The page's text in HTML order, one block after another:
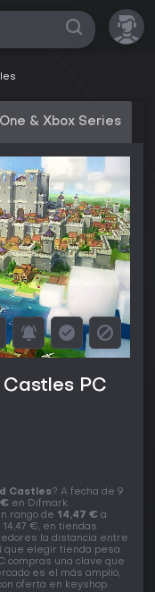
& Xbox Series
PC
Castles? A fecha de 9
€ en Difmark.
rango de 14,47 € a
€, en tiendas
la distancia entre
que elegir tienda pesa
compras una clave que
es el más amplio,
oferta en keyshop.